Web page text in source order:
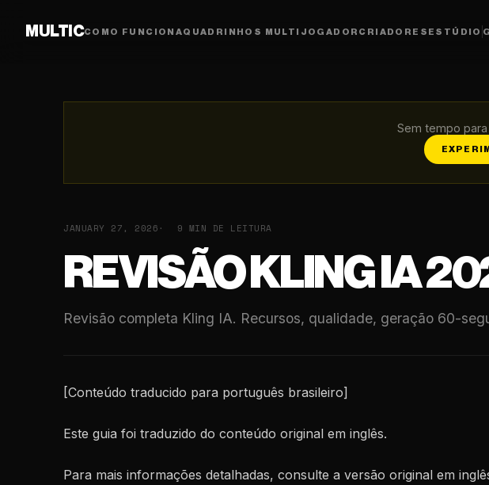
MULTICCOMO FUNCIONAQUADRINHOS MULTIJOGADOR CRIADORES ESTÚDIO
Sem tempo
JANUARY 27, 2026 9 MIN DE LEITURA
REVISÃO KLING IA
Revisão completa Kling IA. Recursos, qualidade, geração 60-
[Conteúdo traducido para português brasileiro]
Este guia foi traduzido do conteúdo original em inglês.
Para mais informações detalhadas, consulte a versão original em